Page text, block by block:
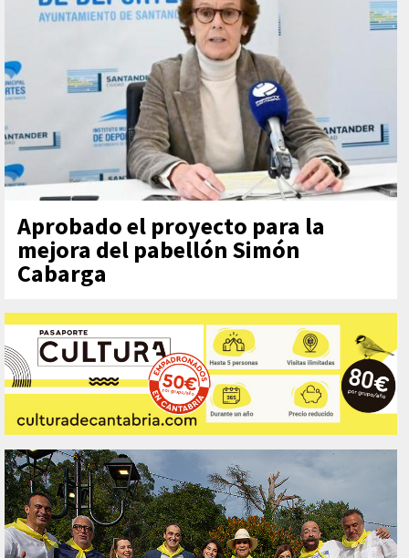
Aprobado el proyecto para la
mejora del pabellón Simón
Cabarga